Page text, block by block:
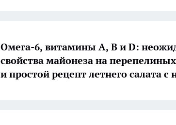
Омега-6, витамины А, В и D:
свойства майонеза на
и простой рецепт летнего салата с